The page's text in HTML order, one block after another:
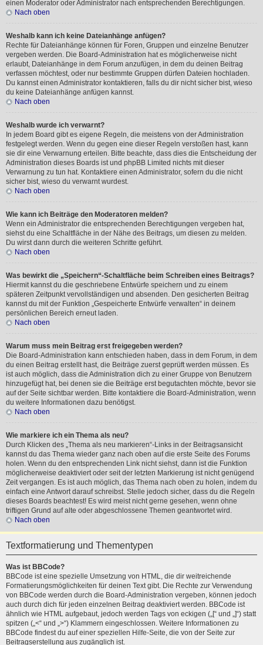
einen Moderator oder Administrator nach entsprechenden Berechtigungen.
Nach oben
Weshalb kann ich keine Dateianhänge anfügen?
Rechte für Dateianhänge können für Foren, Gruppen und einzelne Benutzer
vergeben werden. Die Board-Administration hat es möglicherweise nicht
erlaubt, Dateianhänge in dem Forum anzufügen, in dem du deinen Beitrag
verfassen möchtest, oder nur bestimmte Gruppen dürfen Dateien hochladen.
Du kannst einen Administrator kontaktieren, falls du dir nicht sicher bist, wieso
du keine Dateianhänge anfügen kannst.
Nach oben
Weshalb wurde ich verwarnt?
In jedem Board gibt es eigene Regeln, die meistens von der Administration
festgelegt werden. Wenn du gegen eine dieser Regeln verstoßen hast, kann
sie dir eine Verwarnung erteilen. Bitte beachte, dass dies die Entscheidung der
Administration dieses Boards ist und phpBB Limited nichts mit dieser
Verwarnung zu tun hat. Kontaktiere einen Administrator, sofern du die nicht
sicher bist, wieso du verwarnt wurdest.
Nach oben
Wie kann ich Beiträge den Moderatoren melden?
Wenn ein Administrator die entsprechenden Berechtigungen vergeben hat,
siehst du eine Schaltfläche in der Nähe des Beitrags, um diesen zu melden.
Du wirst dann durch die weiteren Schritte geführt.
Nach oben
Was bewirkt die „Speichern“-Schaltfläche beim Schreiben eines Beitrags?
Hiermit kannst du die geschriebene Entwürfe speichern und zu einem
späteren Zeitpunkt vervollständigen und absenden. Den gesicherten Beitrag
kannst du mit der Funktion „Gespeicherte Entwürfe verwalten“ in deinem
persönlichen Bereich erneut laden.
Nach oben
Warum muss mein Beitrag erst freigegeben werden?
Die Board-Administration kann entschieden haben, dass in dem Forum, in dem
du einen Beitrag erstellt hast, die Beiträge zuerst geprüft werden müssen. Es
ist auch möglich, dass die Administration dich zu einer Gruppe von Benutzern
hinzugefügt hat, bei denen sie die Beiträge erst begutachten möchte, bevor sie
auf der Seite sichtbar werden. Bitte kontaktiere die Board-Administration, wenn
du weitere Informationen dazu benötigst.
Nach oben
Wie markiere ich ein Thema als neu?
Durch Klicken des „Thema als neu markieren“-Links in der Beitragsansicht
kannst du das Thema wieder ganz nach oben auf die erste Seite des Forums
holen. Wenn du den entsprechenden Link nicht siehst, dann ist die Funktion
möglicherweise deaktiviert oder seit der letzten Markierung ist nicht genügend
Zeit vergangen. Es ist auch möglich, das Thema nach oben zu holen, indem du
einfach eine Antwort darauf schreibst. Stelle jedoch sicher, dass du die Regeln
dieses Boards beachtest! Es wird meist nicht gerne gesehen, wenn ohne
triftigen Grund auf alte oder abgeschlossene Themen geantwortet wird.
Nach oben
Textformatierung und Thementypen
Was ist BBCode?
BBCode ist eine spezielle Umsetzung von HTML, die dir weitreichende
Formatierungsmöglichkeiten für deinen Text gibt. Die Rechte zur Verwendung
von BBCode werden durch die Board-Administration vergeben, können jedoch
auch durch dich für jeden einzelnen Beitrag deaktiviert werden. BBCode ist
ähnlich wie HTML aufgebaut, jedoch werden Tags von eckigen („[“ und „]“) statt
spitzen („<“ und „>“) Klammern eingeschlossen. Weitere Informationen zu
BBCode findest du auf einer speziellen Hilfe-Seite, die von der Seite zur
Beitragserstellung aus zugänglich ist.